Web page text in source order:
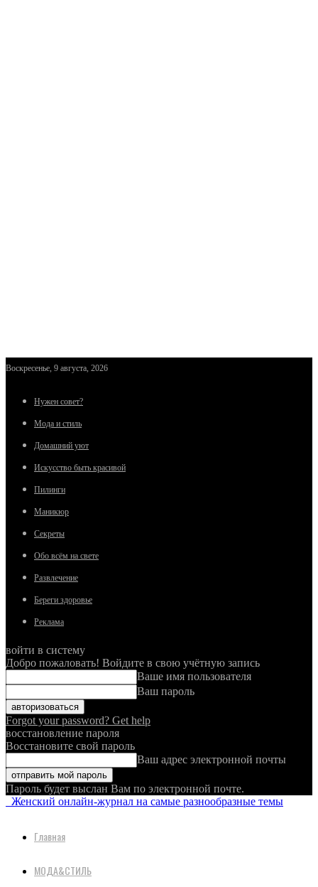
Воскресенье, 9 августа, 2026
Нужен совет?
Мода и стиль
Домашний уют
Искусство быть красивой
Пилинги
Маникюр
Секреты
Обо всём на свете
Развлечение
Береги здоровье
Реклама
войти в систему
Добро пожаловать! Войдите в свою учётную запись
Ваше имя пользователя
Ваш пароль
Forgot your password? Get help
восстановление пароля
Восстановите свой пароль
Ваш адрес электронной почты
Пароль будет выслан Вам по электронной почте.
Женский онлайн-журнал на самые разнообразные темы
Главная
МОДА&СТИЛЬ